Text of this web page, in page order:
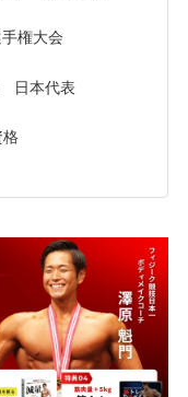
権大会
日本代表
格